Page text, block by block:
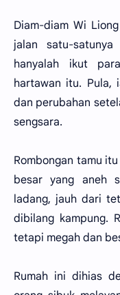
Diam-diam Wi
jalan satu-
hanyalah ikut
hartawan itu. Pula,
dan perubahan
sengsara.
Rombongan tamu
besar yang aneh
ladang, jauh dari
dibilang kampung.
tetapi megah dan
Rumah ini dihias